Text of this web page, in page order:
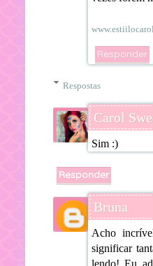
Responder
Respostas
Carol
Sim :)
Responder
Bruna
Acho
significar
lendo! Eu